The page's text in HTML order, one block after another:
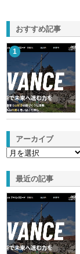
おすすめ記事
1
アーカイブ
最近の記事